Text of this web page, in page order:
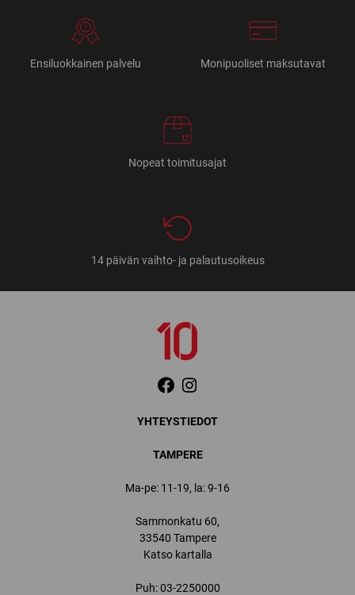
Ensiluokkainen palvelu Monipuoliset maksutavat
Nopeat toimitusajat
14 päivän vaihto- ja palautusoikeus
YHTEYSTIEDOT
TAMPERE
Ma-pe: 11-19, la: 9-16
Sammonkatu 60,
33540 Tampere
Katso kartalla
Puh:03-2250000